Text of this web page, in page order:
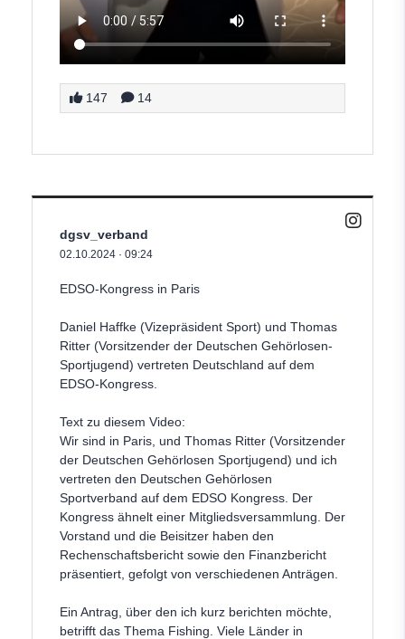
147 14
dgsv_verband
02.10.2024 · 09:24
EDSO-Kongress in Paris
Daniel Haffke (Vizepräsident Sport) und Thomas
Ritter (Vorsitzender der Deutschen Gehörlosen-
Sportjugend) vertreten Deutschland auf dem
EDSO-Kongress.
Text zu diesem Video:
Wir sind in Paris, und Thomas Ritter (Vorsitzender
der Deutschen Gehörlosen Sportjugend) und ich
vertreten den Deutschen Gehörlosen
Sportverband auf dem EDSO Kongress. Der
Kongress ähnelt einer Mitgliedsversammlung. Der
Vorstand und die Beisitzer haben den
Rechenschaftsbericht sowie den Finanzbericht
präsentiert, gefolgt von verschiedenen Anträgen.
Ein Antrag, über den ich kurz berichten möchte,
betrifft das Thema Fishing. Viele Länder in